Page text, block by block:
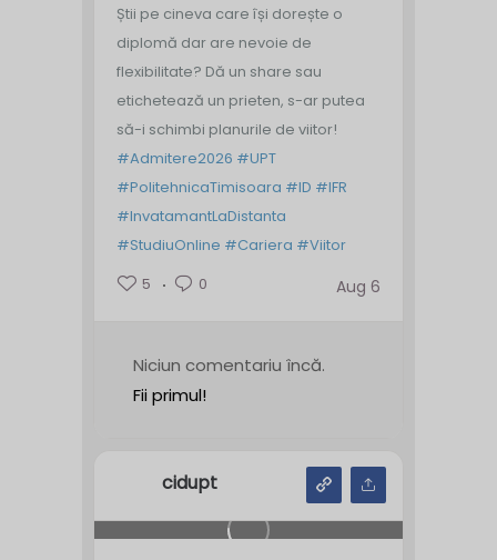
Știi pe cineva care își dorește o
diplomă dar are nevoie de
flexibilitate? Dă un share sau
etichetează un prieten, s-ar putea
să-i schimbi planurile de viitor!
#Admitere2026 #UPT
#PolitehnicaTimisoara #ID #IFR
#InvatamantLaDistanta
#StudiuOnline #Cariera #Viitor
5
0 Aug 6
Niciun comentariu încă.
Fii primul!
cidupt